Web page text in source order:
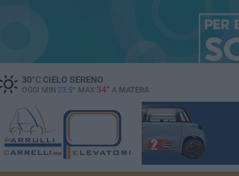
30°CCIELO SERENO
OGGI MIN 23.5° MAX 34° A MATERA